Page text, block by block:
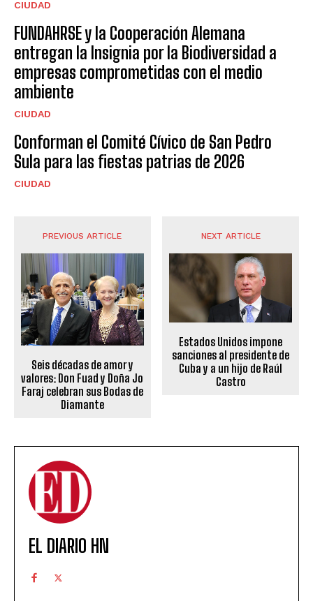
CIUDAD
FUNDAHRSE y la Cooperación Alemana
entregan la Insignia por la Biodiversidad a
empresas comprometidas con el medio
ambiente
CIUDAD
Conforman el Comité Cívico de San Pedro
Sula para las fiestas patrias de 2026
CIUDAD
PREVIOUS ARTICLE
Seis décadas de amor y
valores: Don Fuad y Doña Jo
Faraj celebran sus Bodas de
Diamante
NEXT ARTICLE
Estados Unidos impone
sanciones al presidente de
Cuba y a un hijo de Raúl
Castro
EL DIARIO HN